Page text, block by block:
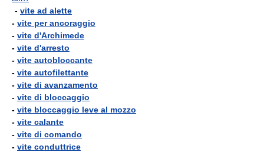
- vite ad alette
- vite per ancoraggio
- vite d'Archimede
- vite d'arresto
- vite autobloccante
- vite autofilettante
- vite di avanzamento
- vite di bloccaggio
- vite bloccaggio leve al mozzo
- vite calante
- vite di comando
- vite conduttrice